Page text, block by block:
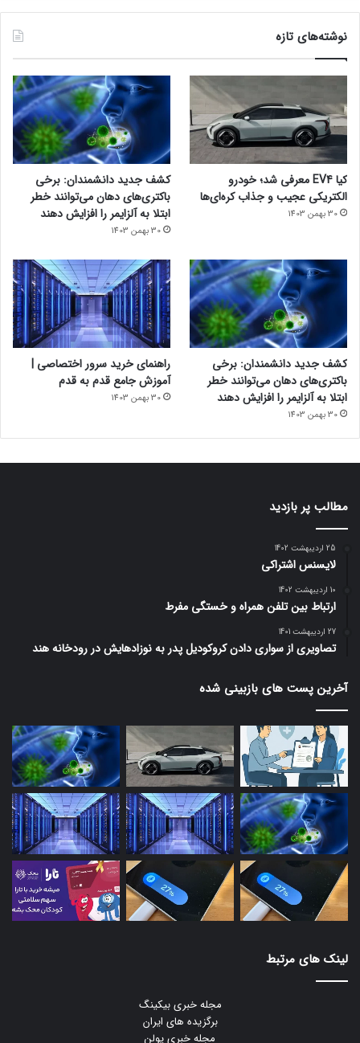
نوشته‌های تازه
کیا EV4 معرفی شد؛ خودرو
الکتریکی عجیب و جذاب کره‌ای‌ها
30 بهمن 1403
کشف جدید دانشمندان: برخی
باکتری‌های دهان می‌توانند خطر
ابتلا به آلزایمر را افزایش دهند
30 بهمن 1403
کشف جدید دانشمندان: برخی
باکتری‌های دهان می‌توانند خطر
ابتلا به آلزایمر را افزایش دهند
30 بهمن 1403
راهنمای خرید سرور اختصاصی |
آموزش جامع قدم به قدم
30 بهمن 1403
مطالب پر بازدید
25 اردیبهشت 1402
لایسنس اشتراکی
10 اردیبهشت 1402
ارتباط بین تلفن همراه و خستگی مفرط
27 اردیبهشت 1401
تصاویری از سواری دادن کروکودیل پدر به نوزادهایش در رودخانه هند
آخرین پست های بازبینی شده
لینک های مرتبط
مجله خبری بیکینگ
برگزیده های ایران
مجله خبری یولن